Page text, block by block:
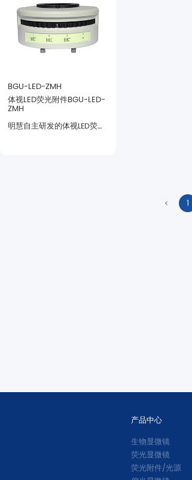
BGU-LED-ZMH
ZMH
1
产品中心
生物显微镜
荧光显微镜
荧光附件/光源